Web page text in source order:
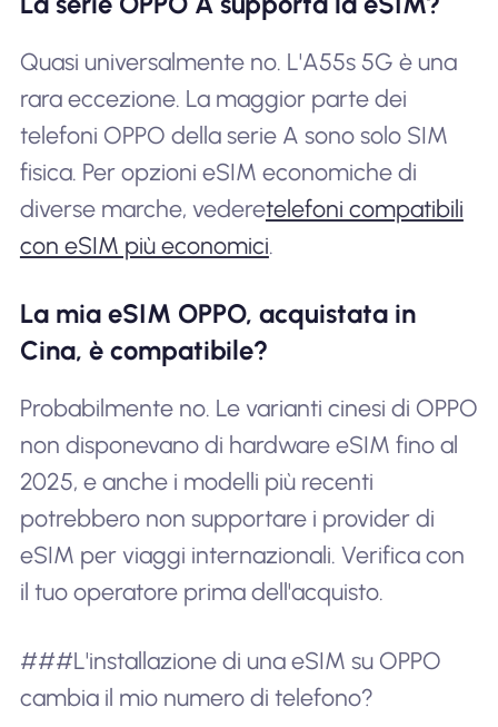
Quasi universalmente no. L'A55s 5G è una
rara eccezione. La maggior parte dei
telefoni OPPO della serie A sono solo SIM
fisica. Per opzioni eSIM economiche di
diverse marche, vederetelefoni compatibili
con eSIM più economici.
La mia eSIM OPPO, acquistata in
Cina, è compatibile?
Probabilmente no. Le varianti cinesi di OPPO
non disponevano di hardware eSIM fino al
2025, e anche i modelli più recenti
potrebbero non supportare i provider di
eSIM per viaggi internazionali. Verifica con
il tuo operatore prima dell'acquisto.
###L'installazione di una eSIM su OPPO
cambia il mio numero di telefono?